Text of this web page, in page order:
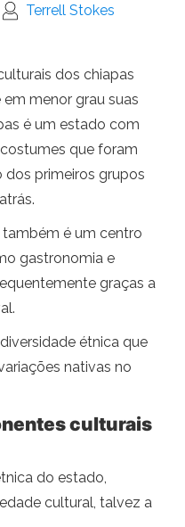
Terrell Stokes
dos chiapas
menor grau suas
é um estado com
que foram
primeiros grupos
também é um centro
gastronomia e
graças a
étnica que
nativas no
culturais
do estado,
cultural, talvez a